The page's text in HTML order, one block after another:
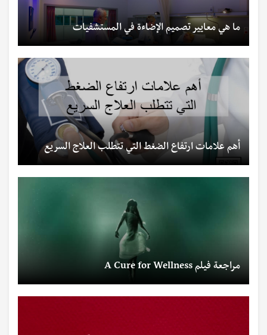
ما هي معايير تصميم الإضاءة في المستشفيات
أهم علامات ارتفاع الضغط التي تتطلب العلاج السريع
مراجعة فيلم A Cure for Wellness